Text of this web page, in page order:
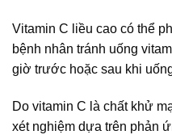
Vitamin C liều cao có thể
bệnh nhân tránh uống
giờ trước hoặc sau khi
Do vitamin C là chất khử
xét nghiệm dựa trên phản